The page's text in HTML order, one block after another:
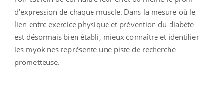
d’expression de chaque muscle. Dans la mesure où le
lien entre exercice physique et prévention du diabète
est désormais bien établi, mieux connaître et identifier
les myokines représente une piste de recherche
prometteuse.